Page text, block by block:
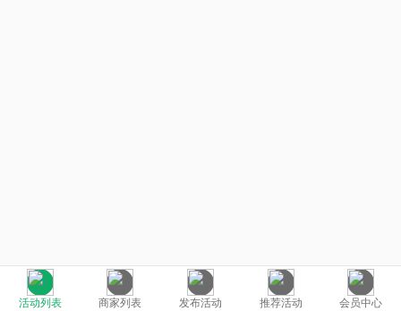
活动列表 商家列表 发布活动 推荐活动 会员中心